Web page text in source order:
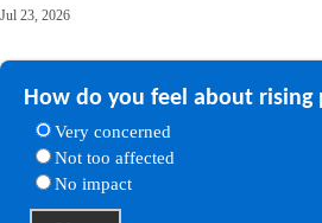
Jul 23, 2026
How do you feel about rising
Very concerned
Not too affected
No impact